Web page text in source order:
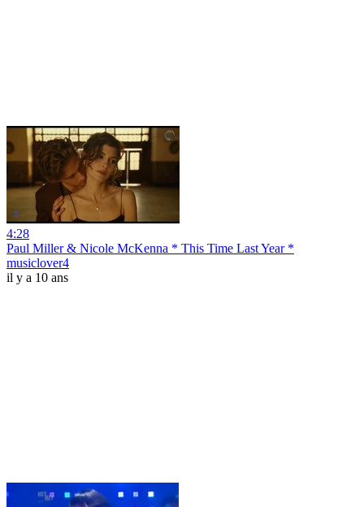
4:28
Paul Miller & Nicole McKenna * This Time Last Year *
musiclover4
il y a 10 ans